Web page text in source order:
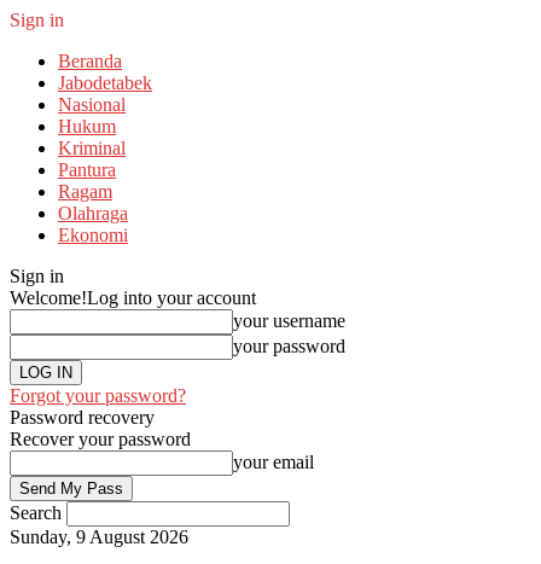
Sign in
Beranda
Jabodetabek
Nasional
Hukum
Kriminal
Pantura
Ragam
Olahraga
Ekonomi
Sign in
Welcome!Log into your account
your username
your password
Forgot your password?
Password recovery
Recover your password
your email
Search
Sunday, 9 August 2026